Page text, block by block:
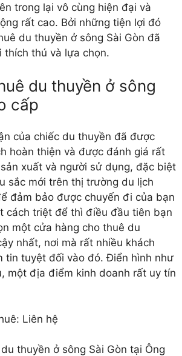
trong lại vô cùng hiện đại và
rất cao. Bởi những tiện lợi đó
du thuyền ở sông Sài Gòn đã
thích thú và lựa chọn.
du thuyền ở sông
cấp
của chiếc du thuyền đã được
hoàn thiện và được đánh giá rất
xuất và người sử dụng, đặc biệt
sắc mới trên thị trường du lịch
đảm bảo được chuyến đi của bạn
cách triệt để thì điều đầu tiên bạn
một cửa hàng cho thuê du
nhất, nơi mà rất nhiều khách
tin tuyệt đối vào đó. Điển hình như
một địa điểm kinh doanh rất uy tín
Liên hệ
thuyền ở sông Sài Gòn tại Ông